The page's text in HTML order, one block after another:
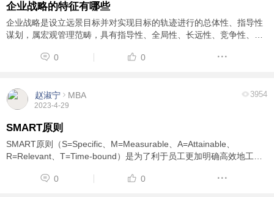
企业战略的特征有哪些
企业战略是设立远景目标并对实现目标的轨迹进行的总体性、指导性
谋划，属宏观管理范畴，具有指导性、全局性、长远性、竞争性、系
向、远景目标，明确了企业的经营方针和行 ...
0 0
赵淑宁 MBA
2023-4-29
3954
SMART原则
SMART原则（S=Specific、M=Measurable、A=Attainable、
R=Relevant、T=Time-bound）是为了利于员工更加明确高效地工
标准，使考核更加科学化、规范化，更能保证考核的公正、 ...
0 0